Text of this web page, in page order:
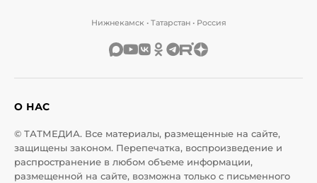
Нижнекамск • Татарстан • Россия
О НАС
© ТАТМЕДИА. Все материалы, размещенные на сайте,
защищены законом. Перепечатка, воспроизведение и
распространение в любом объеме информации,
размещенной на сайте, возможна только с письменного